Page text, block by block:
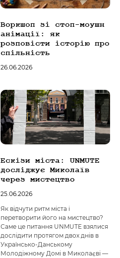
Воркшоп зі стоп-моушн
анімації: як
розповісти історію про
спільність
26.06.2026
Ескізи міста: UNMUTE
досліджує Миколаїв
через мистецтво
25.06.2026
Як відчути ритм міста і
перетворити його на мистецтво?
Саме це питання UNMUTE взялися
дослідити протягом двох днів в
Українсько-Данському
Молодіжному Домі в Миколаєві —